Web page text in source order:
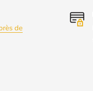
de